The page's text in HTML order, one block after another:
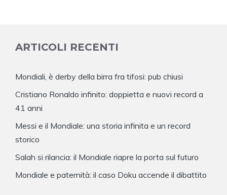
ARTICOLI RECENTI
Mondiali, è derby della birra fra tifosi: pub chiusi
Cristiano Ronaldo infinito: doppietta e nuovi record a
41 anni
Messi e il Mondiale: una storia infinita e un record
storico
Salah si rilancia: il Mondiale riapre la porta sul futuro
Mondiale e paternità: il caso Doku accende il dibattito